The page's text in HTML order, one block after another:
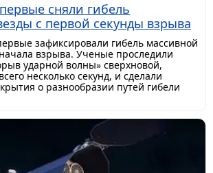
сняли гибель
с первой секунды взрыва
зафиксировали гибель массивной
взрыва. Ученые проследили
ударной волны» сверхновой,
несколько секунд, и сделали
о разнообразии путей гибели